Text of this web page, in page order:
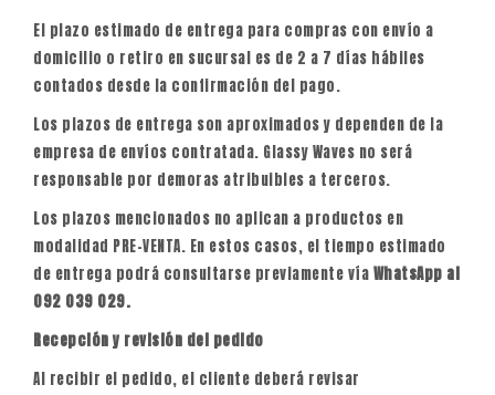
El plazo estimado de entrega para compras con envío a
domicilio o retiro en sucursal es de 2 a 7 días hábiles
contados desde la confirmación del pago.
Los plazos de entrega son aproximados y dependen de la
empresa de envíos contratada. Glassy Waves no será
responsable por demoras atribuibles a terceros.
Los plazos mencionados no aplican a productos en
modalidad PRE-VENTA. En estos casos, el tiempo estimado
de entrega podrá consultarse previamente vía WhatsApp al
092 039 029.
Recepción y revisión del pedido
Al recibir el pedido, el cliente deberá revisar